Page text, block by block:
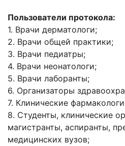
Пользователи протокола:
1. Врачи дерматологи;
2. Врачи общей практики;
3. Врачи педиатры;
4. Врачи неонатологи;
5. Врачи лаборанты;
6. Организаторы
7. Клинические
8. Студенты, клинические
магистранты, аспиранты,
медицинских вузов;